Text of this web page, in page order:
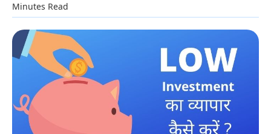
Minutes Read